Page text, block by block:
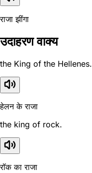
राजा झींगा
उदाहरण वाक्य
the King of the Hellenes.
हेलन के राजा
the king of rock.
रॉक का राजा